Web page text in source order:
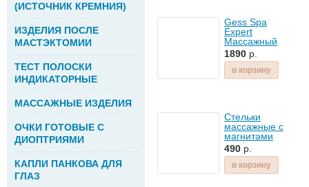
(ИСТОЧНИК КРЕМНИЯ)
ИЗДЕЛИЯ ПОСЛЕ
МАСТЭКТОМИИ
ТЕСТ ПОЛОСКИ
ИНДИКАТОРНЫЕ
МАССАЖНЫЕ ИЗДЕЛИЯ
ОЧКИ ГОТОВЫЕ С
ДИОПТРИЯМИ
КАПЛИ ПАНКОВА ДЛЯ
ГЛАЗ
Gess Spa
Expert
Массажный
набор для
лица и тела
1890 р.
в корзину
Стельки
массажные с
магнитами
Инь-янь
490 р.
в корзину